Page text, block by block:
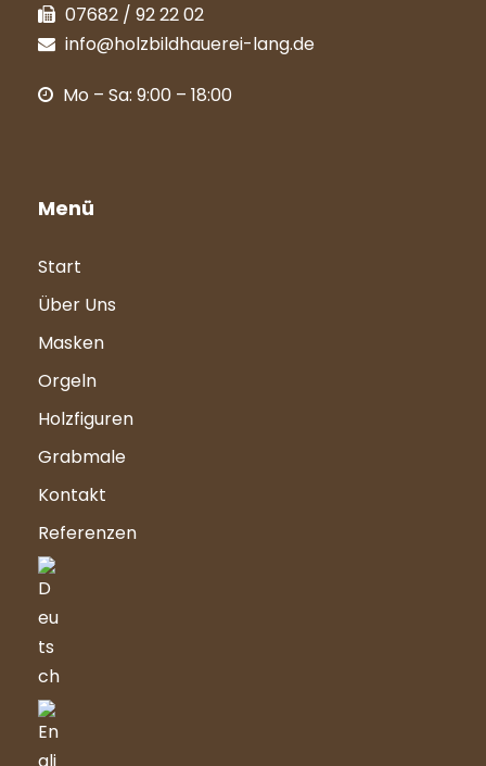
07682 / 92 22 02
info@holzbildhauerei-lang.de
Mo – Sa: 9:00 – 18:00
Menü
Start
Über Uns
Masken
Orgeln
Holzfiguren
Grabmale
Kontakt
Referenzen